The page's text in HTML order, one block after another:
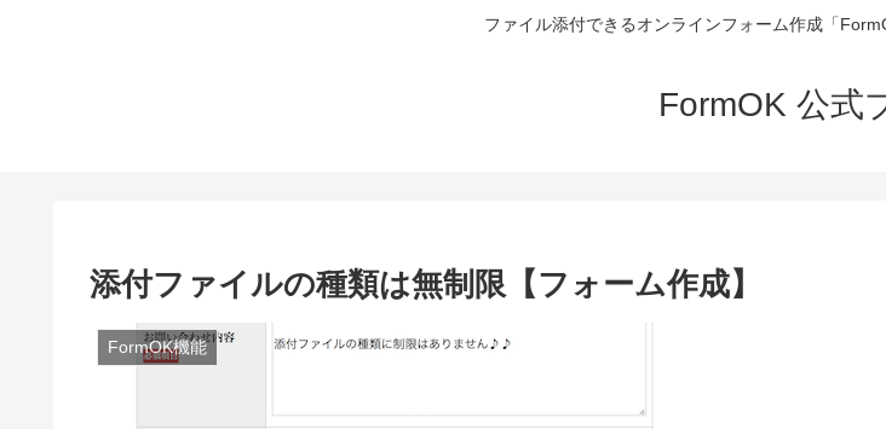
ファイル添付できるオンラインフォーム作成「
FormOK 公式
添付ファイルの種類は無制限【フォーム作成】
FormOK機能